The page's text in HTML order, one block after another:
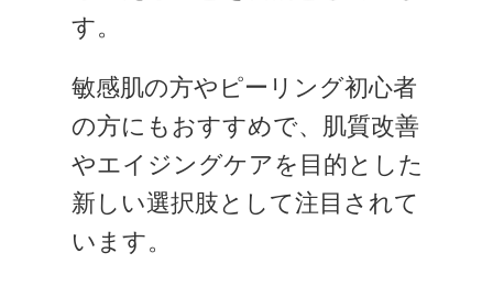
す。
敏感肌の方やピーリング初心者
の方にもおすすめで、肌質改善
やエイジングケアを目的とした
新しい選択肢として注目されて
います。